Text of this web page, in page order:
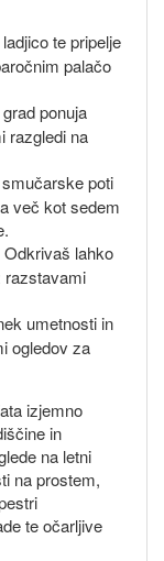
te pripelje
palačo
ponuja
razgledi na
poti
več kot sedem
Odkrivaš lahko
razstavami
umetnosti in
ogledov za
izjemno
in
na letni
na prostem,
te očarljive